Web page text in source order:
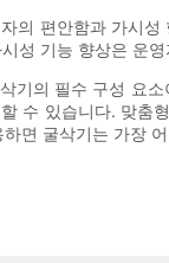
의 편안함과 가시
성 기능 향상은 운
기의 필수 구성 요
수 있습니다. 맞춤
면 굴삭기는 가장